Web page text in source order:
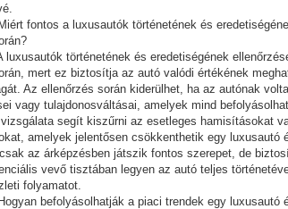
fontos a luxusautók történetének és
luxusautók történetének és eredetiségének
mert ez biztosítja az autó valódi értékének
Az ellenőrzés során kiderülhet, ha az autónak
vagy tulajdonosváltásai, amelyek mind
segít kiszűrni az esetleges hamisításokat
amelyek jelentősen csökkenthetik egy luxusautó
az árképzésben játszik fontos szerepet, de
vevő tisztában legyen az autó teljes
folyamatot.
befolyásolhatják a piaci trendek egy luxusautó